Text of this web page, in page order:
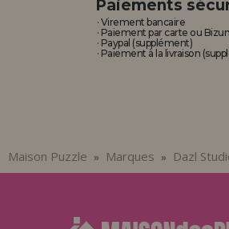
Paiements
· Virement bancaire
· Paiement par carte ou
· Paypal (supplément)
· Paiement à la livraison
Maison Puzzle » Marques » Dazl